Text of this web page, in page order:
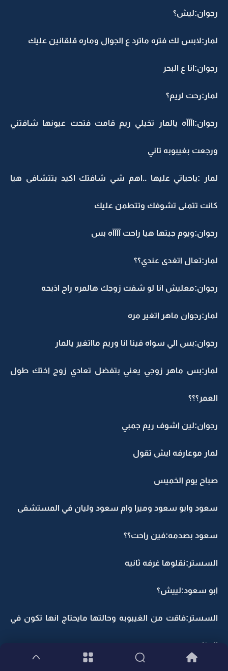
رجوان:ليش؟
لمار:لابس لك فتره ماترد ع الجوال وماره قلقانين عليك
رجوان:انا ع البحر
لمار:رحت لريم؟
رجوان:اآآآه يالمار تخيلي ريم قامت فتحت عيونها شافتني
ورجعت بغيبوبه تاني
لمار :ياحياتي عليها ..اهم شي شافتك اكيد بتتشافى هيا
كانت تتمنى تشوفك وتتطمن عليك
رجوان:ويوم جيتها هيا راحت آآآآه بس
لمار:تعال اتغدى عندي؟؟
رجوان:معليش انا لو شفت زوجك هالمره راح اذبحه
لمار:رجوان ماهر اتغير مره
رجوان:بس الي سواه فينا انا وريم مااتغير يالمار
لمار:بس ماهر زوجي يعني بتفضل تعادي زوج اختك طول
العمر؟؟؟
رجوان:لين اشوف ريم جمبي
لمار موعارفه ايش تقول
صباح يوم الخميس
سعود وابو سعود وميرا وام سعود وليان في المستشفى
سعود بصدمه:فين راحت؟؟
السستر:نقلوها غرفه ثانيه
ابو سعود:لييش؟
السستر:فاقت من الغيبوبه وحالتها مايحتاج انها تكون في
العنايه